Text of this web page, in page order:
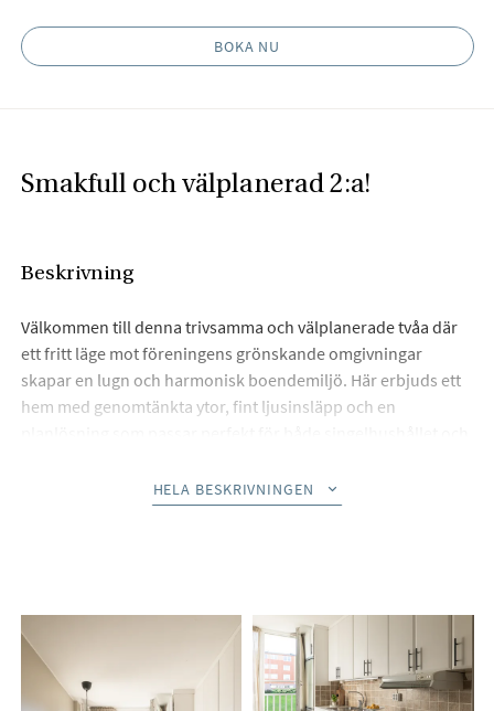
BOKA NU
Smakfull och välplanerad 2:a!
Beskrivning
Välkommen till denna trivsamma och välplanerade tvåa där
ett fritt läge mot föreningens grönskande omgivningar
skapar en lugn och harmonisk boendemiljö. Här erbjuds ett
hem med genomtänkta ytor, fint ljusinsläpp och en
Det smakfulla köket erbjuder goda arbetsytor, bra
både soffgrupp och övrigt möblemang. Sovrummet är väl
tilltaget med plats för dubbelsäng och kompletteras av stora
garderober i både sovrummet som i hallen vilket ger
utmärkta förvaringsmöjligheter. Badrummet är helkaklat och
HELA BESKRIVNINGEN